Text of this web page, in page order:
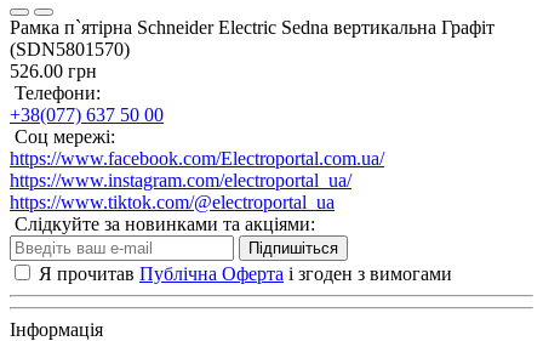
Рамка п`ятірна Schneider Electric Sedna вертикальна Графіт
(SDN5801570)
526.00 грн
Телефони:
+38(077) 637 50 00
Соц мережі:
https://www.facebook.com/Electroportal.com.ua/
https://www.instagram.com/electroportal_ua/
https://www.tiktok.com/@electroportal_ua
Слідкуйте за новинками та акціями:
Підпишіться
Я прочитав Публічна Оферта і згоден з вимогами
Інформація